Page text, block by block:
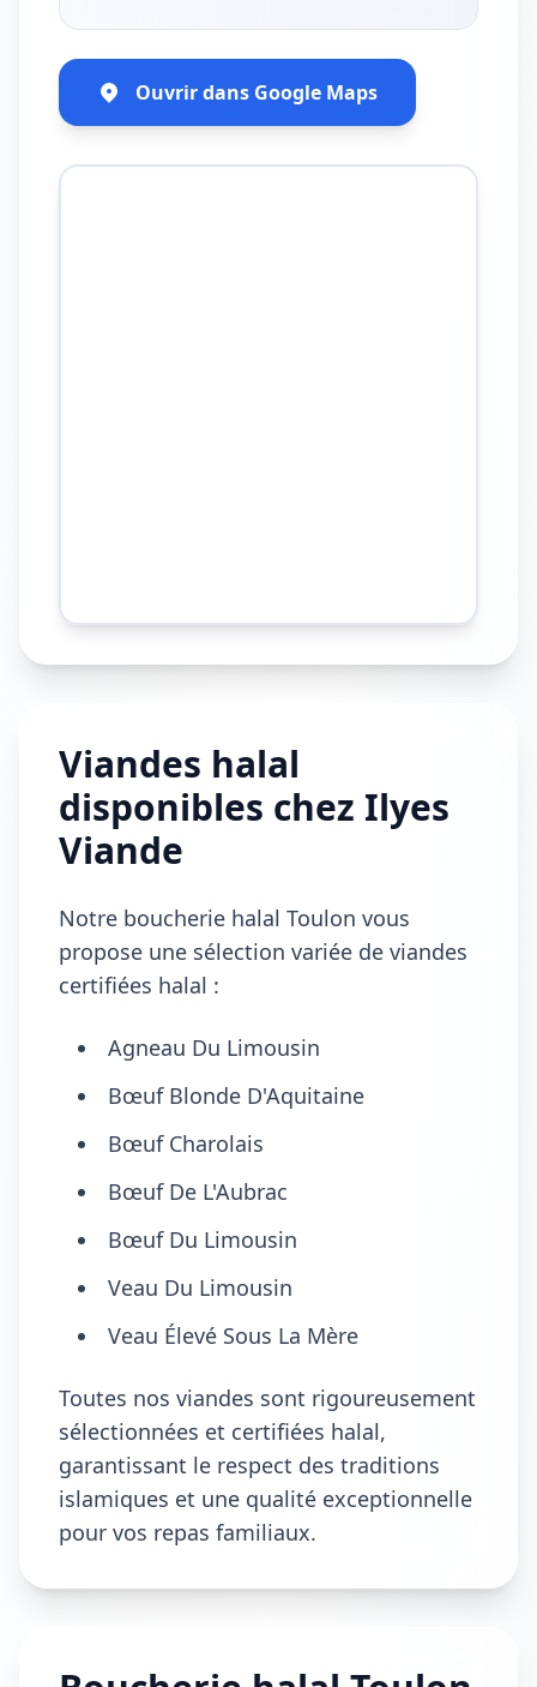
Ouvrir dans Google Maps
Viandes halal
disponibles chez Ilyes
Viande
Notre boucherie halal Toulon vous
propose une sélection variée de viandes
certifiées halal :
Agneau Du Limousin
Bœuf Blonde D'Aquitaine
Bœuf Charolais
Bœuf De L'Aubrac
Bœuf Du Limousin
Veau Du Limousin
Veau Élevé Sous La Mère
Toutes nos viandes sont rigoureusement
sélectionnées et certifiées halal,
garantissant le respect des traditions
islamiques et une qualité exceptionnelle
pour vos repas familiaux.